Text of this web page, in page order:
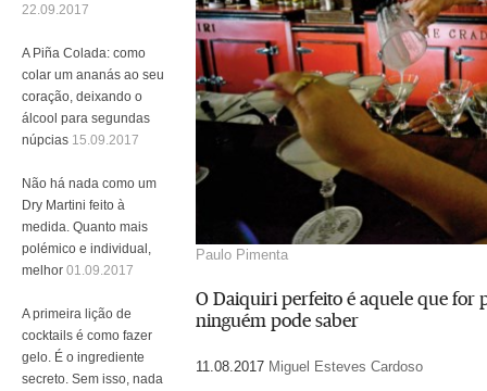
Paulo Pimenta
O Daiquiri perfeito é aquele que for
ninguém pode saber
11.08.2017 Miguel Esteves Cardoso
22.09.2017
A Piña Colada: como
colar um ananás ao seu
coração, deixando o
álcool para segundas
núpcias 15.09.2017
Não há nada como um
Dry Martini feito à
medida. Quanto mais
polémico e individual,
melhor 01.09.2017
A primeira lição de
cocktails é como fazer
gelo. É o ingrediente
secreto. Sem isso, nada